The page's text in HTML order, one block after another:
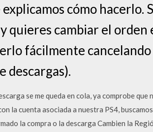
cómo hacerlo.
quieres cambiar el orden
fácilmente
descargas).
se me queda en cola, ya comprobe
la cuenta asociada a nuestra PS4,
la compra o la descarga Cambien la